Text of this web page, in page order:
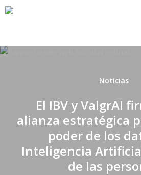
Skip
content
Noticias
El IBV y ValgrAI
alianza estratégica
poder de los
Inteligencia
de las